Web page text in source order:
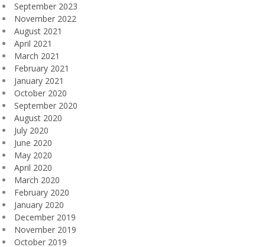
September 2023
November 2022
August 2021
April 2021
March 2021
February 2021
January 2021
October 2020
September 2020
August 2020
July 2020
June 2020
May 2020
April 2020
March 2020
February 2020
January 2020
December 2019
November 2019
October 2019